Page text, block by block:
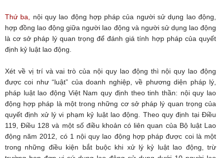
Thứ ba, nội quy lao động hợp pháp của người sử dụng lao động,
hợp đồng lao động giữa người lao động và người sử dụng lao động
là cơ sở pháp lý quan trọng để đánh giá tính hợp pháp của quyết
định kỷ luật lao động.
Xét về vị trí và vai trò của nội quy lao động thì nội quy lao động
được coi như “luật” của doanh nghiệp, về phương diện pháp lý,
pháp luật lao động Việt Nam quy định theo tinh thần: nội quy lao
động hợp pháp là một trong những cơ sở pháp lý quan trọng của
quyết định xử lý vi phạm kỷ luật lao động. Theo quy định tại Điều
119, Điều 128 và một số điều khoản có liên quan của Bộ luật Lao
động năm 2012, có 1 nội quy lao động hợp pháp được coi là một
trong những điều kiện bắt buộc khi xử lý kỷ luật lao động, trừ